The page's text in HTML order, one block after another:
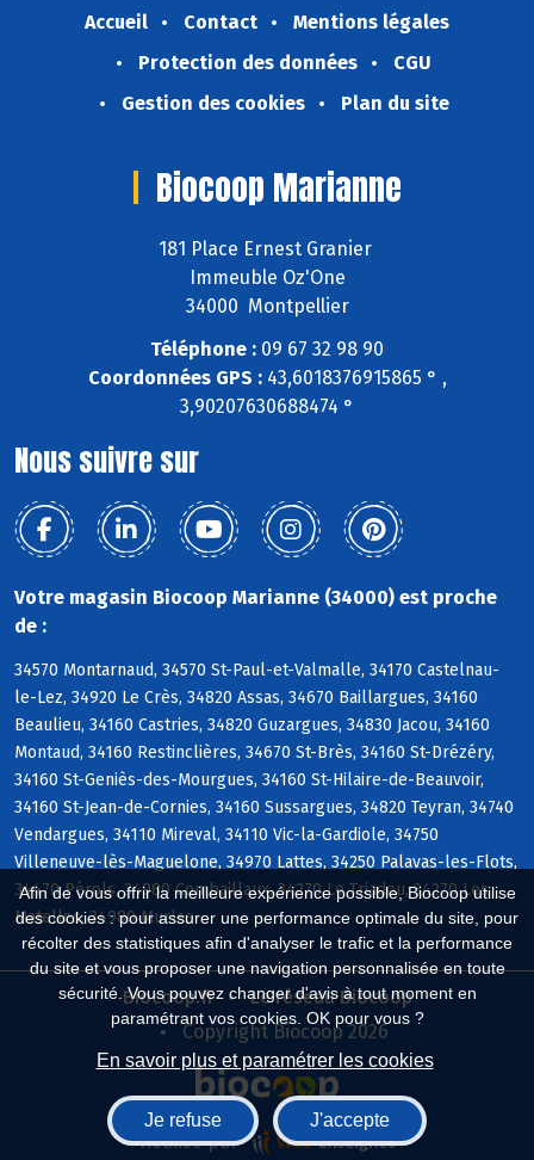
Afin de vous offrir la meilleure expérience possible, Biocoop utilise
des cookies : pour assurer une performance optimale du site, pour
récolter des statistiques afin d'analyser le trafic et la performance
du site et vous proposer une navigation personnalisée en toute
sécurité. Vous pouvez changer d'avis à tout moment en
paramétrant vos cookies. OK pour vous ?
En savoir plus et paramétrer les cookies
Je refuse J'accepte
Accueil Contact
Mentions légales
Protection des données
CGU
Gestion des cookies
Plan du site
Biocoop Marianne
181 Place Ernest Granier
Immeuble Oz'One
34000 Montpellier
Téléphone : 09 67 32 98 90
Coordonnées GPS :43,6018376915865 ° ,
3,90207630688474 °
Nous suivre sur
Votre magasin Biocoop Marianne (34000) est proche
de :
34570 Montarnaud, 34570 St-Paul-et-Valmalle, 34170 Castelnau-
le-Lez, 34920 Le Crès, 34820 Assas, 34670 Baillargues, 34160
Beaulieu, 34160 Castries, 34820 Guzargues, 34830 Jacou, 34160
Montaud, 34160 Restinclières, 34670 St-Brès, 34160 St-Drézéry,
34160 St-Geniès-des-Mourgues, 34160 St-Hilaire-de-Beauvoir,
34160 St-Jean-de-Cornies, 34160 Sussargues, 34820 Teyran, 34740
Vendargues, 34110 Mireval, 34110 Vic-la-Gardiole, 34750
Villeneuve-lès-Maguelone, 34970 Lattes, 34250 Palavas-les-Flots,
34470 Pérols, 34980 Combaillaux, 34270 Le Triadou, 34270 Les
Matelles, 34980 Murles
Biocoop.fr
Le réseau Biocoop
Copyright Biocoop 2026
Réalisé par